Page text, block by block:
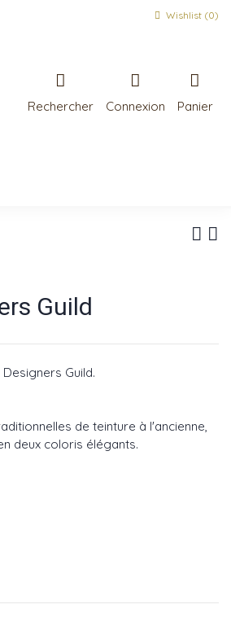
Wishlist (0)
Rechercher Connexion Panier
Guild
Guild.
de teinture à l'ancienne,
deux coloris élégants.